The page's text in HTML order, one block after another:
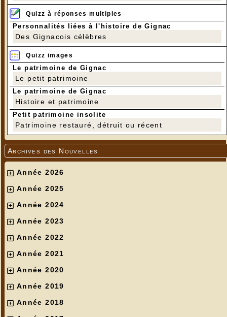
Quizz à réponses multiples
Personnalités liées à l'histoire de Gignac
Des Gignacois célèbres
Quizz images
Le patrimoine de Gignac
Le petit patrimoine
Le patrimoine de Gignac
Histoire et patrimoine
Petit patrimoine insolite
Patrimoine restauré, détruit ou récent
Archives des Nouvelles
Année 2026
Année 2025
Année 2024
Année 2023
Année 2022
Année 2021
Année 2020
Année 2019
Année 2018